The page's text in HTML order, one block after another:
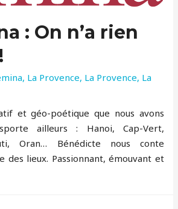
: On n’a rien
, La Provence, La Provence, La
et géo-poétique que nous avons
ailleurs : Hanoi, Cap-Vert,
Oran… Bénédicte nous conte
des lieux. Passionnant, émouvant et